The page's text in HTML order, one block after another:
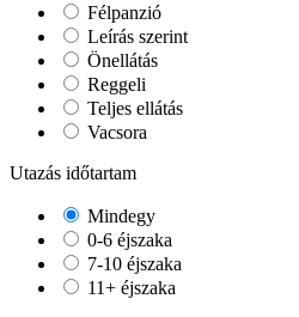
Félpanzió
Leírás szerint
Önellátás
Reggeli
Teljes ellátás
Vacsora
Utazás időtartam
Mindegy
0-6 éjszaka
7-10 éjszaka
11+ éjszaka